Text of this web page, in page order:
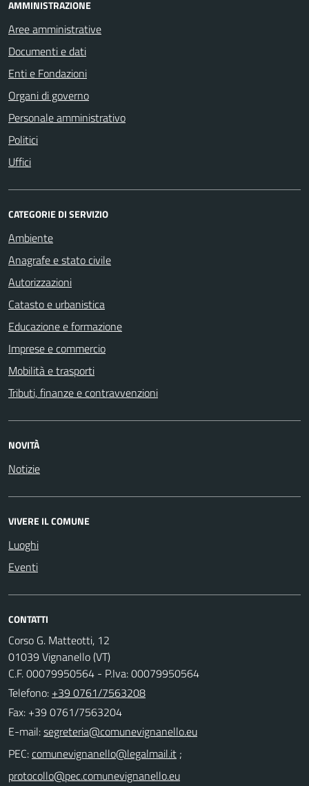
AMMINISTRAZIONE
Aree amministrative
Documenti e dati
Enti e Fondazioni
Organi di governo
Personale amministrativo
Politici
Uffici
CATEGORIE DI SERVIZIO
Ambiente
Anagrafe e stato civile
Autorizzazioni
Catasto e urbanistica
Educazione e formazione
Imprese e commercio
Mobilità e trasporti
Tributi, finanze e contravvenzioni
NOVITÀ
Notizie
VIVERE IL COMUNE
Luoghi
Eventi
CONTATTI
Corso G. Matteotti, 12
01039 Vignanello (VT)
C.F. 00079950564 - P.Iva: 00079950564
Telefono: +39 0761/7563208
Fax: +39 0761/7563204
E-mail:
PEC:
;